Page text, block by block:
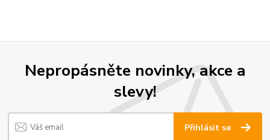
Nepropásněte novinky, akce a
slevy!
Přihlásit se